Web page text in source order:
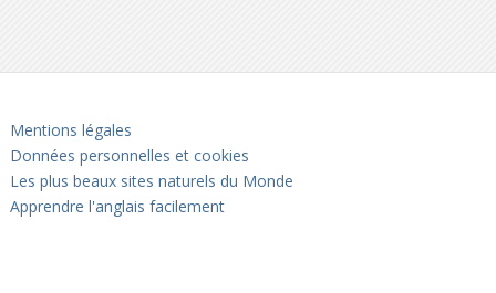
Mentions légales
Données personnelles et cookies
Les plus beaux sites naturels du Monde
Apprendre l'anglais facilement